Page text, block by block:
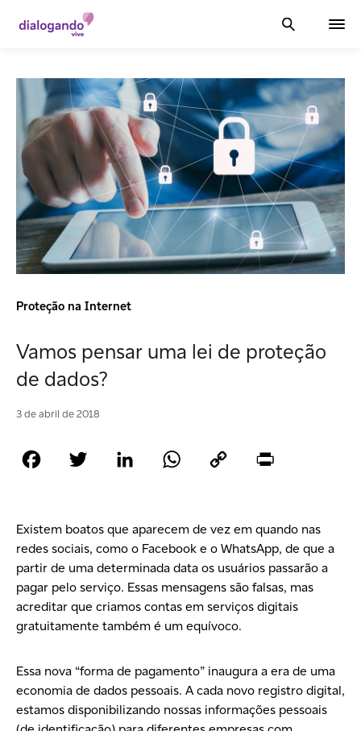
Proteção na Internet
Vamos pensar uma lei de proteção
de dados?
3 de abril de 2018
Facebook Twitter LinkedIn WhatsAppCopy
Existem boatos que aparecem de vez em quando nas
redes sociais, como o Facebooke oWhatsApp, de que a
partir de uma determinada data os usuários passarão a
pagar pelo serviço. Essas mensagens são falsas, mas
acreditar que criamos contas em serviços digitais
gratuitamente também é um equívoco.
Essa nova “forma de pagamento” inaugura a era de uma
economia de dados pessoais. A cada novo registro digital,
estamos disponibilizando nossas informações pessoais